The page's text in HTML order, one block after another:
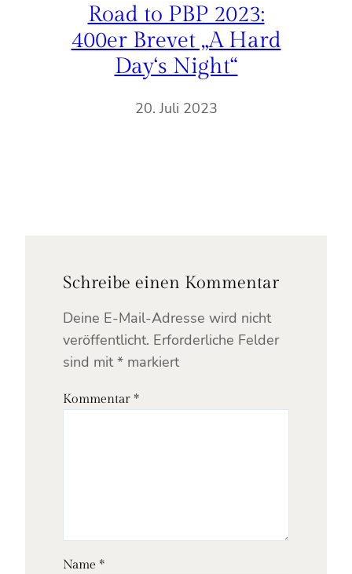
Road to PBP 2023:
400er Brevet „A Hard
Day‘s Night“
20. Juli 2023
Schreibe einen Kommentar
Deine E-Mail-Adresse wird nicht
veröffentlicht. Erforderliche Felder
sind mit* markiert
Kommentar *
Name *